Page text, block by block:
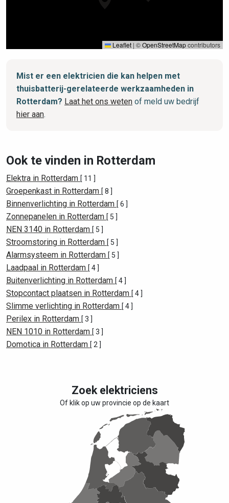
Leaflet | ©OpenStreetMapcontributors
Mist er een elektricien die kan helpen met
thuisbatterij-gerelateerde werkzaamheden in
Rotterdam? Laat het ons weten of meld uw bedrijf
hier aan.
Ook te vinden in Rotterdam
Elektra in Rotterdam [ 11 ]
Groepenkast in Rotterdam [ 8 ]
Binnenverlichting in Rotterdam [ 6 ]
Zonnepanelen in Rotterdam [ 5 ]
NEN 3140 in Rotterdam [ 5 ]
Stroomstoring in Rotterdam [ 5 ]
Alarmsysteem in Rotterdam [ 5 ]
Laadpaal in Rotterdam [ 4 ]
Buitenverlichting in Rotterdam [ 4 ]
Stopcontact plaatsen in Rotterdam [ 4 ]
Slimme verlichting in Rotterdam [ 4 ]
Perilex in Rotterdam [ 3 ]
NEN 1010 in Rotterdam [ 3 ]
Domotica in Rotterdam [ 2 ]
Zoek elektriciens
Of klik op uw provincie op de kaart